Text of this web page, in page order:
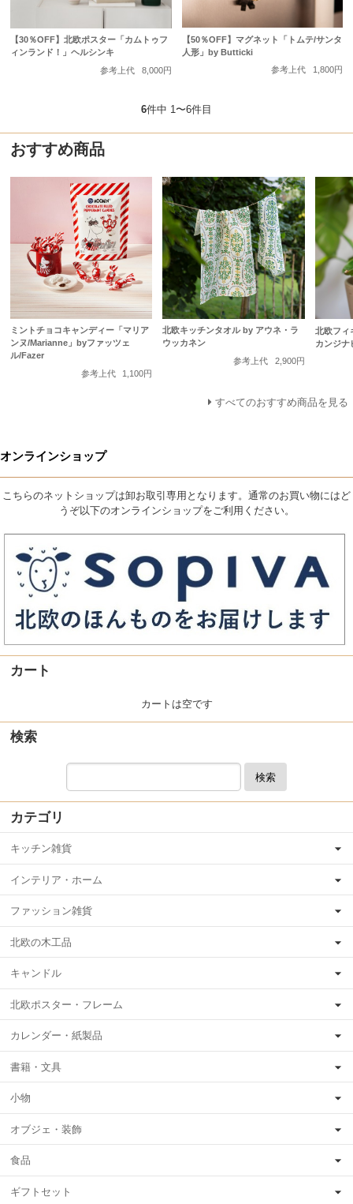
【30％OFF】北欧ポスター「カムトゥフ
ィンランド！」ヘルシンキ
参考上代
8,000円
【50％OFF】マグネット「トムテ/サンタ
人形」by Butticki
参考上代
1,800円
6件中 1〜6件目
おすすめ商品
ミントチョコキャンディー「マリア
ンヌ/Marianne」byファッツェ
ル/Fazer
参考上代
1,100円
北欧キッチンタオル by アウネ・ラ
ウッカネン
参考上代
2,900円
北欧フィ
カンジナ
すべてのおすすめ商品を見る
オンラインショップ
こちらのネットショップは卸お取引専用となります。通常のお買い物にはど
うぞ以下のオンラインショップをご利用ください。
カート
カートは空です
検索
検索
カテゴリ
キッチン雑貨
インテリア・ホーム
ファッション雑貨
北欧の木工品
キャンドル
北欧ポスター・フレーム
カレンダー・紙製品
書籍・文具
小物
オブジェ・装飾
食品
ギフトセット